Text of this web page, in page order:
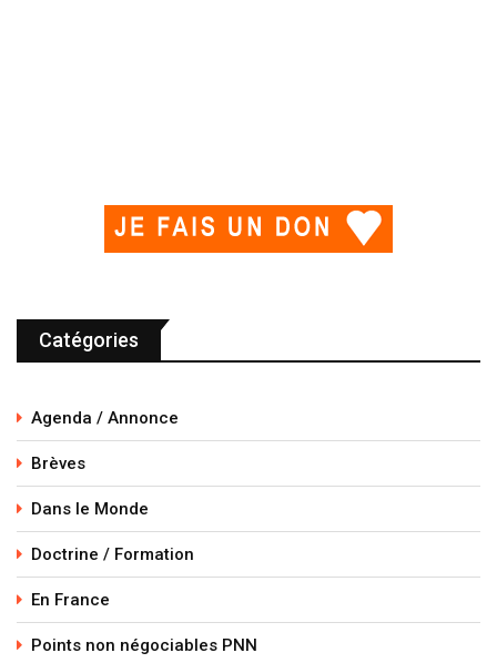
Catégories
Agenda / Annonce
Brèves
Dans le Monde
Doctrine / Formation
En France
Points non négociables PNN